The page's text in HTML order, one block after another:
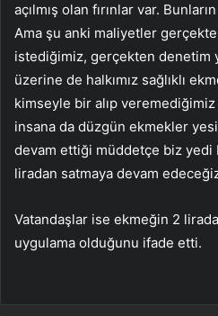
açılmış olan fırınlar var.
Ama şu anki maliyetler
istediğimiz, gerçekten denetim
üzerine de halkımız sağlıklı
kimseyle bir alıp
insana da düzgün ekmekler
devam ettiği müddetçe biz
liradan satmaya devam
Vatandaşlar ise ekmeğin 2
uygulama olduğunu ifade etti.